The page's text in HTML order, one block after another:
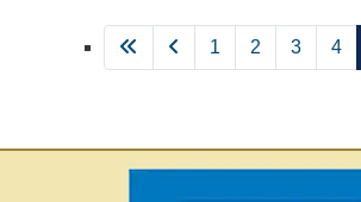
1 2 3 4